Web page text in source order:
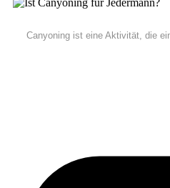
Canyoning ist eine Aktivität, die